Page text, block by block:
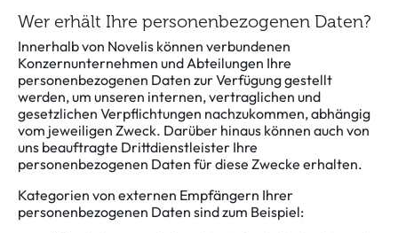
Wer erhält Ihre personenbezogenen Daten?
Innerhalb von Novelis können verbundenen
Konzernunternehmen und Abteilungen Ihre
personenbezogenen Daten zur Verfügung gestellt
werden, um unseren internen, vertraglichen und
gesetzlichen Verpflichtungen nachzukommen, abhängig
vom jeweiligen Zweck. Darüber hinaus können auch von
uns beauftragte Drittdienstleister Ihre
personenbezogenen Daten für diese Zwecke erhalten.
Kategorien von externen Empfängern Ihrer
personenbezogenen Daten sind zum Beispiel: